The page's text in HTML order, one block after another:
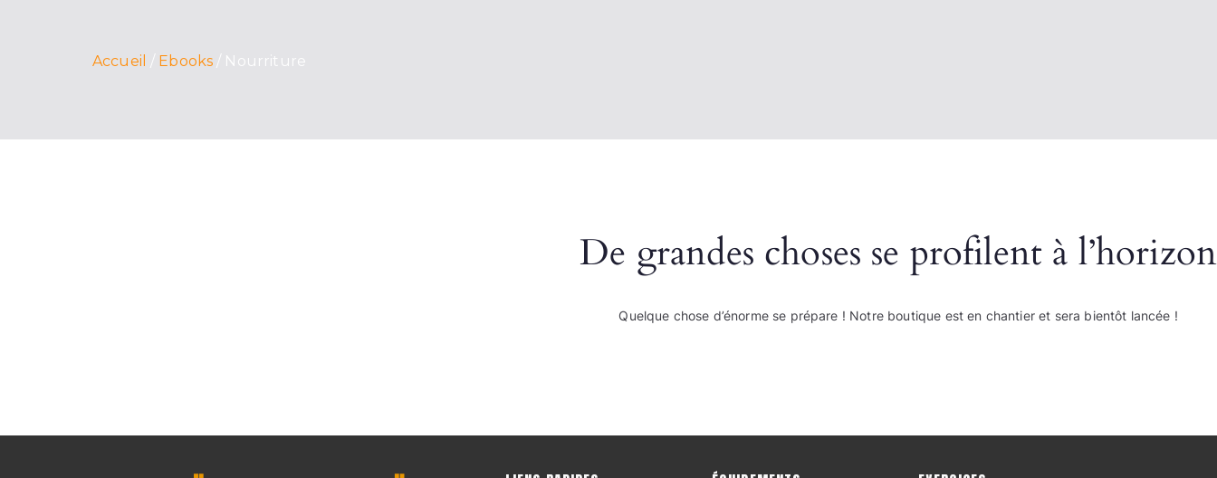
Accueil Ebooks Nourriture
De grandes choses se profilent à l’horizon
Quelque chose d’énorme se prépare ! Notre boutique est en chantier et sera bientôt lancée !